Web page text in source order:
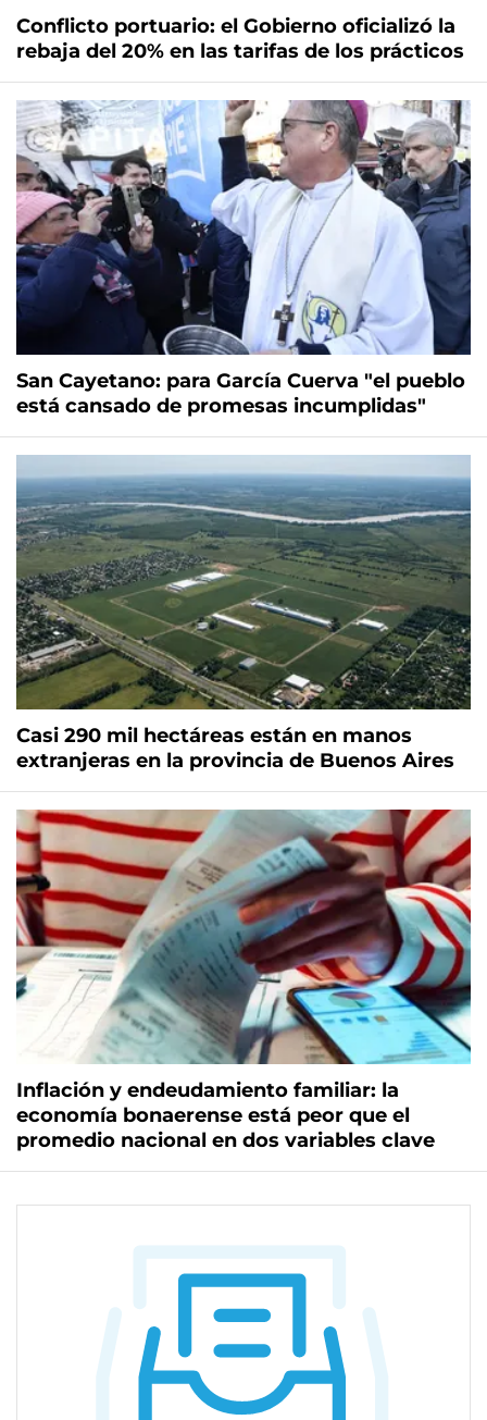
Conflicto portuario: el Gobierno oficializó la
rebaja del 20% en las tarifas de los prácticos
San Cayetano: para García Cuerva "el pueblo
está cansado de promesas incumplidas"
Casi 290 mil hectáreas están en manos
extranjeras en la provincia de Buenos Aires
Inflación y endeudamiento familiar: la
economía bonaerense está peor que el
promedio nacional en dos variables clave